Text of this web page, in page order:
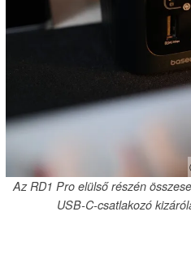
Az RD1 Pro elülső részén
USB-C-csatlakozó